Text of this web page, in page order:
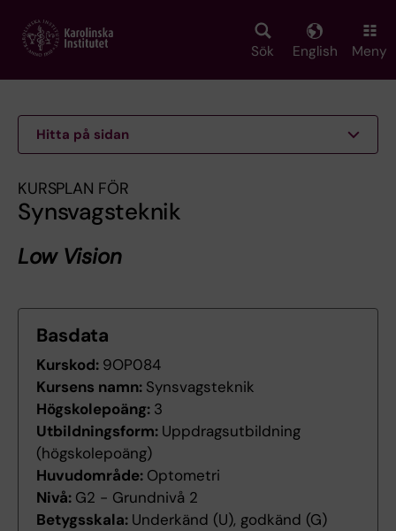
main
Sök English Meny
Hitta på sidan
KURSPLAN FÖR
Synsvagsteknik
Low Vision
Basdata
Kurskod: 9OP084
Kursens namn: Synsvagsteknik
Högskolepoäng: 3
Utbildningsform: Uppdragsutbildning
(högskolepoäng)
Huvudområde: Optometri
Nivå: G2 - Grundnivå 2
Betygsskala: Underkänd (U), godkänd (G)